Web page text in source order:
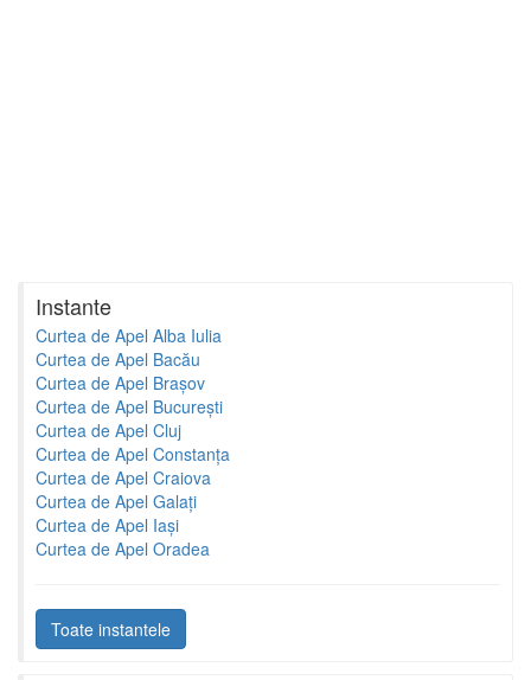
Instante
Curtea de Apel Alba Iulia
Curtea de Apel Bacău
Curtea de Apel Brașov
Curtea de Apel București
Curtea de Apel Cluj
Curtea de Apel Constanța
Curtea de Apel Craiova
Curtea de Apel Galați
Curtea de Apel Iași
Curtea de Apel Oradea
Toate instantele